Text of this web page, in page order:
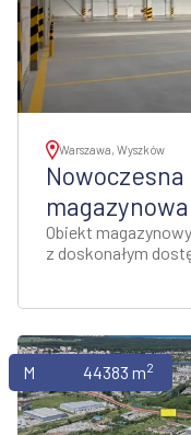
Warszawa, Wyszków
Obiekt
z doskonałym
Magazyny44383 m2